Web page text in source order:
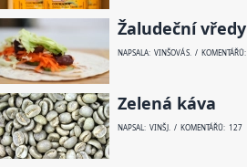
Žaludeční
NAPSALA: VINŠOVÁ S. /
Zelená káva
NAPSAL: VINŠ J. / KOMENTÁŘŮ: 127